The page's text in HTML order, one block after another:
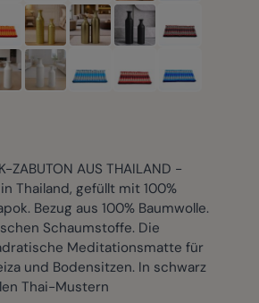
ZABUTON AUS THAILAND -
Thailand, gefüllt mit 100%
Bezug aus 100% Baumwolle.
Schaumstoffe. Die
Meditationsmatte für
und Bodensitzen. In schwarz
Thai-Mustern